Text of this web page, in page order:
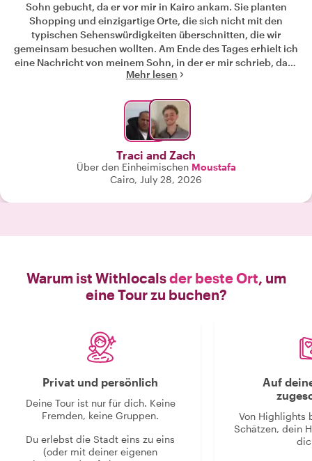
Sohn gebucht, da er vor mir in Kairo ankam. Sie planten
Shopping und einzigartige Orte, die sich nicht mit den
typischen Sehenswürdigkeiten überschnitten, die wir
gemeinsam besuchen wollten. Am Ende des Tages erhielt ich
eine Nachricht von meinem Sohn, in der er mir schrieb, dass
er einen großartigen Tag hatte und sich in Kairo verliebt hat!
Mehr lesen
Traci and Zach
Über den Einheimischen Moustafa
Cairo, July 28, 2026
Warum ist Withlocalsder beste Ort, um
eine Tour zu buchen?
Privat und persönlich
Deine Tour ist nur für dich. Keine
Fremden, keine Gruppen.
Du erlebst die Stadt eins zu eins
(oder mit deiner eigenen
Auf
Von Highlights
Schätzen, dein